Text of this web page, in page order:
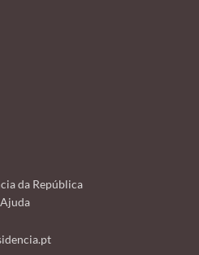
da República